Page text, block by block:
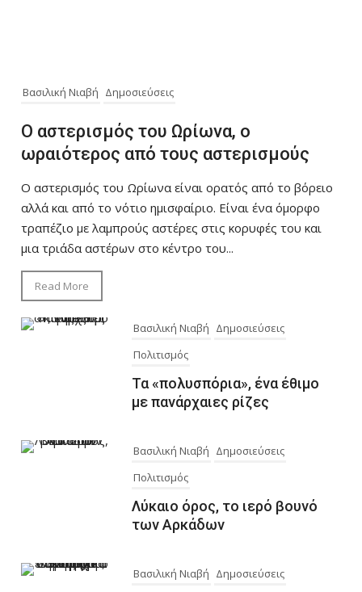
Βασιλική Νιαβή Δημοσιεύσεις
Ο αστερισμός του Ωρίωνα, ο
ωραιότερος από τους αστερισμούς
Ο αστερισμός του Ωρίωνα είναι ορατός από το βόρειο
αλλά και από το νότιο ημισφαίριο. Είναι ένα όμορφο
τραπέζιο με λαμπρούς αστέρες στις κορυφές του και
μια τριάδα αστέρων στο κέντρο του...
Read More
Βασιλική Νιαβή Δημοσιεύσεις
Πολιτισμός
Τα «πολυσπόρια», ένα έθιμο
με πανάρχαιες ρίζες
Βασιλική Νιαβή Δημοσιεύσεις
Πολιτισμός
Λύκαιο όρος, το ιερό βουνό
των Αρκάδων
Βασιλική Νιαβή Δημοσιεύσεις